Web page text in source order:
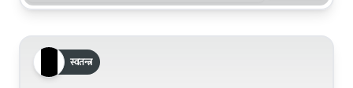
स्वतन्त्र